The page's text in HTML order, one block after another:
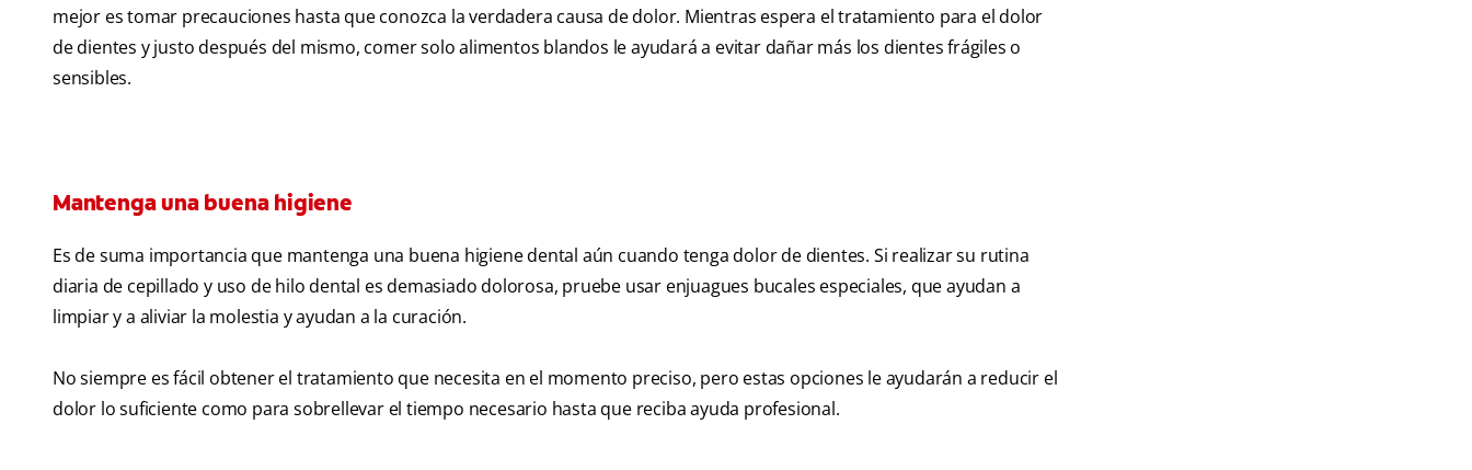
mejor es tomar precauciones hasta que conozca la verdadera causa de dolor. Mientras espera el tratamiento para el dolor
de dientes y justo después del mismo, comer solo alimentos blandos le ayudará a evitar dañar más los dientes frágiles o
sensibles.
Mantenga una buena higiene
Es de suma importancia que mantenga una buena higiene dental aún cuando tenga dolor de dientes. Si realizar su rutina
diaria de cepillado y uso de hilo dental es demasiado dolorosa, pruebe usar enjuagues bucales especiales, que ayudan a
limpiar y a aliviar la molestia y ayudan a la curación.
No siempre es fácil obtener el tratamiento que necesita en el momento preciso, pero estas opciones le ayudarán a reducir el
dolor lo suficiente como para sobrellevar el tiempo necesario hasta que reciba ayuda profesional.